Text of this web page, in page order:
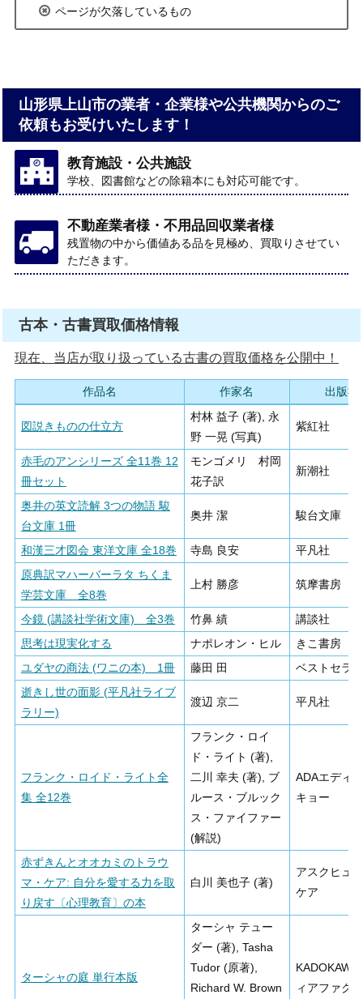
ページが欠落しているもの
山形県上山市の業者・企業様や公共機関からのご
依頼もお受けいたします！
教育施設・公共施設
学校、図書館などの除籍本にも対応可能です。
不動産業者様・不用品回収業者様
残置物の中から価値ある品を見極め、買取りさせてい
ただきます。
古本・古書買取価格情報
現在、当店が取り扱っている古書の買取価格を公開中！
作品名 作家名 出版社
図説きものの仕立方
村林 益子 (著), 永
野 一晃 (写真)
紫紅社
赤毛のアンシリーズ 全11巻 12
冊セット
モンゴメリ 村岡
花子訳
新潮社
奥井の英文読解 3つの物語 駿
台文庫 1冊
奥井 潔 駿台文庫
和漢三才図会 東洋文庫 全18巻 寺島 良安
平凡社
原典訳マハーバーラタ ちくま
学芸文庫 全8巻
上村 勝彦 筑摩書房
今鏡 (講談社学術文庫) 全3巻 竹鼻 績
講談社
思考は現実化する
ナポレオン・ヒル
きこ書房
ユダヤの商法 (ワニの本) 1冊
藤田 田
ベストセラ
逝きし世の面影 (平凡社ライブ
ラリー)
渡辺 京二 平凡社
フランク・ロイド・ライト全
集 全12巻
フランク・ロイ
ド・ライト (著),
二川 幸夫 (著), ブ
ルース・ブルック
ス・ファイファー
(解説)
ADAエディ
キョー
赤ずきんとオオカミのトラウ
マ・ケア: 自分を愛する力を取
り戻す〔心理教育〕の本
白川 美也子 (著)
アスクヒュ
ケア
ターシャの庭 単行本版
ターシャ テュー
ダー (著), Tasha
Tudor (原著),
Richard W. Brown
ィアファク